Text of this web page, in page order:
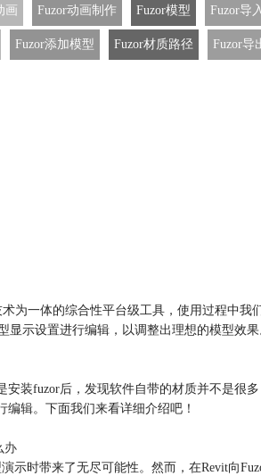
画 Fuzor动画制作 Fuzor模型 Fuzor导
Fuzor添加模型 Fuzor材质路径 Fuzor导
为一体的综合性平台级工具，使用过程中
示设置进行编辑，以调整出理想的模型效果
装fuzor后，发现软件自带的材质并不是
辑。下面我们来看详细介绍吧！
办
示时带来了无尽可能性。然而，在Revit向